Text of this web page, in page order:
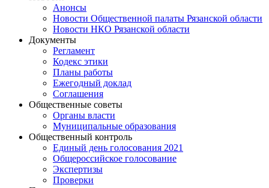
Анонсы
Новости Общественной палаты Рязанской области
Новости НКО Рязанской области
Документы
Регламент
Кодекс этики
Планы работы
Ежегодный доклад
Соглашения
Общественные советы
Органы власти
Муниципальные образования
Общественный контроль
Единый день голосования 2021
Общероссийское голосование
Экспертизы
Проверки